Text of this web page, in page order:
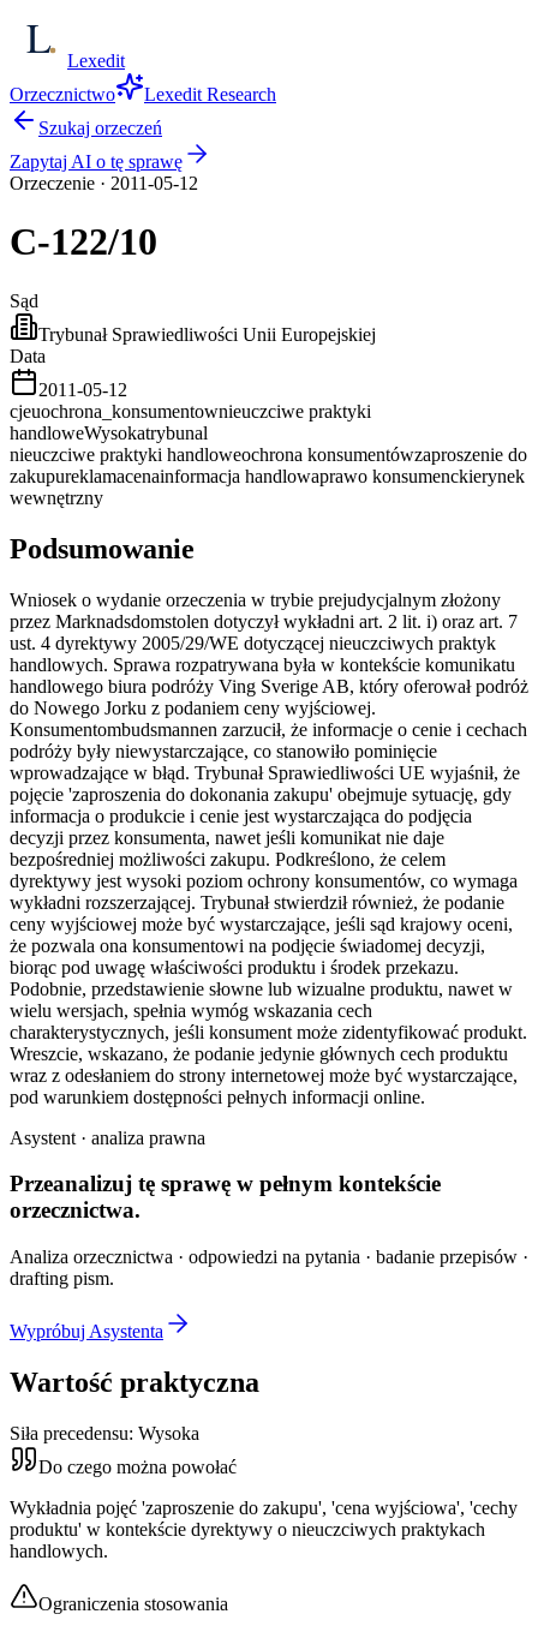
Lexedit
Orzecznictwo
Lexedit Research
Szukaj orzeczeń
Zapytaj AI o tę sprawę
Orzeczenie · 2011-05-12
C-122/10
Sąd
Trybunał Sprawiedliwości Unii Europejskiej
Data
2011-05-12
cjeuochrona_konsumentownieuczciwe praktyki
handloweWysokatrybunal
nieuczciwe praktyki handloweochrona konsumentówzaproszenie do
zakupureklamacenainformacja handlowaprawo konsumenckierynek
wewnętrzny
Podsumowanie
Wniosek o wydanie orzeczenia w trybie prejudycjalnym złożony
przez Marknadsdomstolen dotyczył wykładni art. 2 lit. i) oraz art. 7
ust. 4 dyrektywy 2005/29/WE dotyczącej nieuczciwych praktyk
handlowych. Sprawa rozpatrywana była w kontekście komunikatu
handlowego biura podróży Ving Sverige AB, który oferował podróż
do Nowego Jorku z podaniem ceny wyjściowej.
Konsumentombudsmannen zarzucił, że informacje o cenie i cechach
podróży były niewystarczające, co stanowiło pominięcie
wprowadzające w błąd. Trybunał Sprawiedliwości UE wyjaśnił, że
pojęcie 'zaproszenia do dokonania zakupu' obejmuje sytuację, gdy
informacja o produkcie i cenie jest wystarczająca do podjęcia
decyzji przez konsumenta, nawet jeśli komunikat nie daje
bezpośredniej możliwości zakupu. Podkreślono, że celem
dyrektywy jest wysoki poziom ochrony konsumentów, co wymaga
wykładni rozszerzającej. Trybunał stwierdził również, że podanie
ceny wyjściowej może być wystarczające, jeśli sąd krajowy oceni,
że pozwala ona konsumentowi na podjęcie świadomej decyzji,
biorąc pod uwagę właściwości produktu i środek przekazu.
Podobnie, przedstawienie słowne lub wizualne produktu, nawet w
wielu wersjach, spełnia wymóg wskazania cech
charakterystycznych, jeśli konsument może zidentyfikować produkt.
Wreszcie, wskazano, że podanie jedynie głównych cech produktu
wraz z odesłaniem do strony internetowej może być wystarczające,
pod warunkiem dostępności pełnych informacji online.
Asystent · analiza prawna
Przeanalizuj tę sprawę w pełnym kontekście
orzecznictwa.
Analiza orzecznictwa · odpowiedzi na pytania · badanie przepisów ·
drafting pism.
Wypróbuj Asystenta
Wartość praktyczna
Siła precedensu: Wysoka
Do czego można powołać
Wykładnia pojęć 'zaproszenie do zakupu', 'cena wyjściowa', 'cechy
produktu' w kontekście dyrektywy o nieuczciwych praktykach
handlowych.
Ograniczenia stosowania